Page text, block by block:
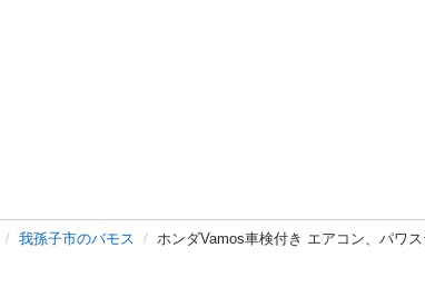
我孫子市のバモス ホンダVamos車検付き エアコン、パワ